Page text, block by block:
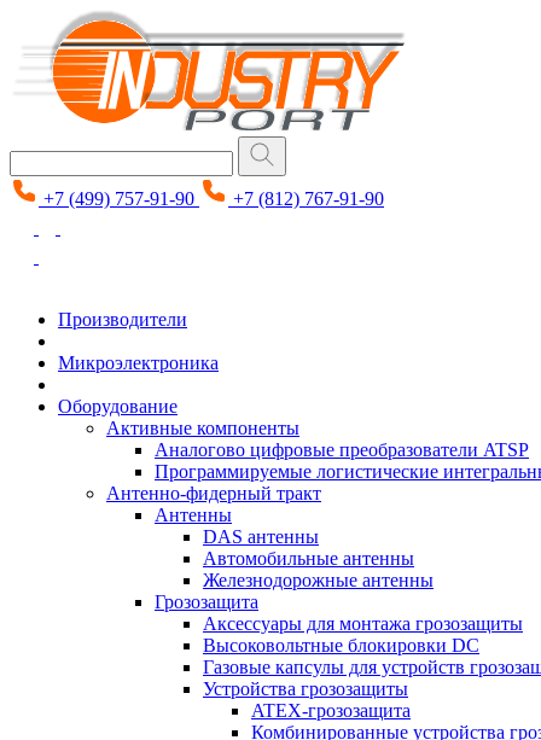
+7 (499) 757-91-90 +7 (812) 767-91-90
Производители
Микроэлектроника
Оборудование
Активные компоненты
Аналогово цифровые преобразователи ATSP
Программируемые логистические
Антенно-фидерный тракт
Антенны
DAS антенны
Автомобильные антенны
Железнодорожные антенны
Грозозащита
Аксессуары для монтажа грозозащиты
Высоковольтные блокировки DC
Газовые капсулы для устройств
Устройства грозозащиты
ATEX-грозозащита
Комбинированные устройства